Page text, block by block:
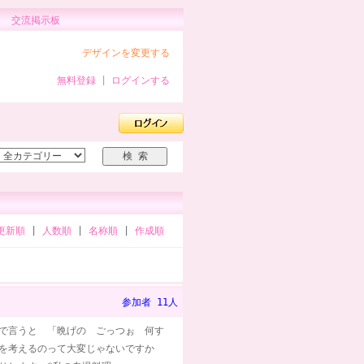
掲示板
デザインを変更する
無料登録 ログインする
新順 人数順 名称順 作成順
参加者 11人
で言うと 「晩げの ごっつぉ 何す
考えるのって大変じゃないですか